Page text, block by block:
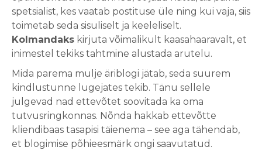
spetsialist, kes vaatab postituse üle ning kui vaja, siis
toimetab seda sisuliselt ja keeleliselt.
Kolmandaks kirjuta võimalikult kaasahaaravalt, et
inimestel tekiks tahtmine alustada arutelu.
Mida parema mulje äriblogi jätab, seda suurem
kindlustunne lugejates tekib. Tänu sellele
julgevad nad ettevõtet soovitada ka oma
tutvusringkonnas. Nõnda hakkab ettevõtte
kliendibaas tasapisi täienema – see aga tähendab,
et blogimise põhieesmärk ongi saavutatud.